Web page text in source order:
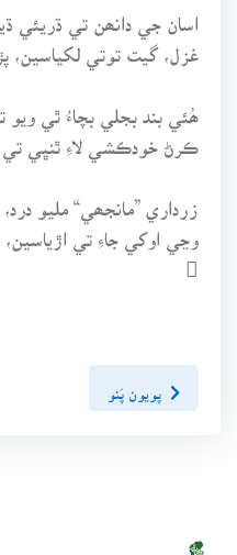
اسان جي دانھن تي ڌريئي
غزل، گيت توتي لکياسين،
ھُئي بند بجلي بچاءُ ٿي ويو
ڪرڻ خودڪشي لاءِ ٿنڀي تي
زرداري ”مانجھي“ مليو درد،
وڃي اوکي جاءِ تي اڙياسين،
